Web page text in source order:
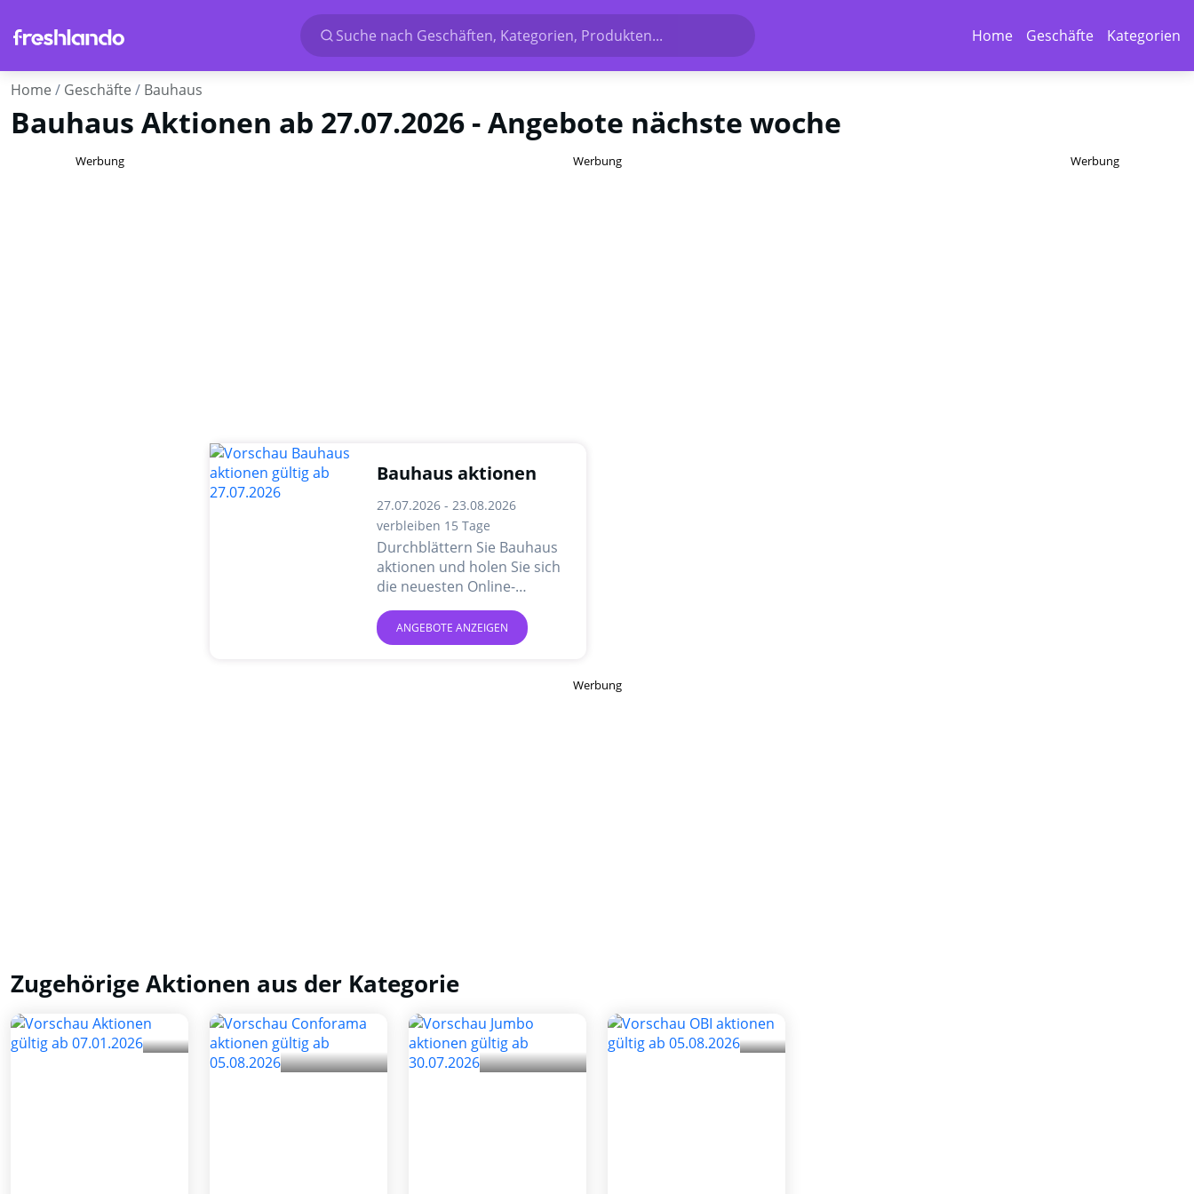
Suche nach Geschäften, Kategorien, Produkten... Home Geschäfte Kategorien
Home Geschäfte Bauhaus
Bauhaus Aktionen ab 27.07.2026 - Angebote nächste woche
Werbung Werbung
Bauhaus aktionen
27.07.2026 - 23.08.2026
verbleiben 15 Tage
Durchblättern Sie Bauhaus
aktionen und holen Sie sich
die neuesten Online-
Angebote und Aktionen.
ANGEBOTE ANZEIGEN
Werbung
Werbung
Zugehörige Aktionen aus der Kategorie